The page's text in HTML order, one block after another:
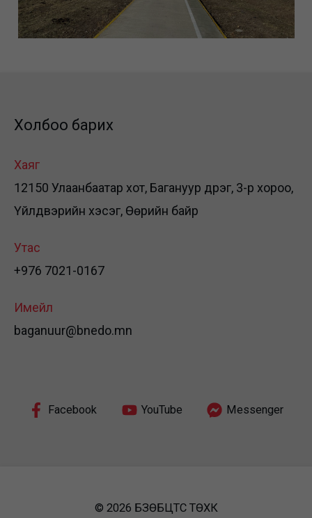
Холбоо барих
Хаяг
12150 Улаанбаатар хот, Багануур дүүрэг, 3-р хороо,
Үйлдвэрийн хэсэг, Өөрийн байр
Утас
+976 7021-0167
Имейл
baganuur@bnedo.mn
Facebook YouTube Messenger
© 2026 БЗӨБЦТС ТӨХК